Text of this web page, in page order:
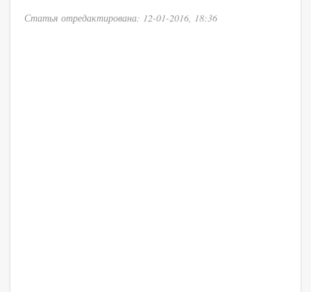
Статья отредактирована: 12-01-2016, 18:36